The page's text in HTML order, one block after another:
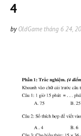
4
by OldGame tháng 6 24,